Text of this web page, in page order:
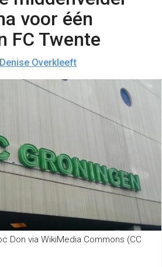
voor één
FC Twente
Denise Overkleeft
Don via WikiMedia Commons (CC